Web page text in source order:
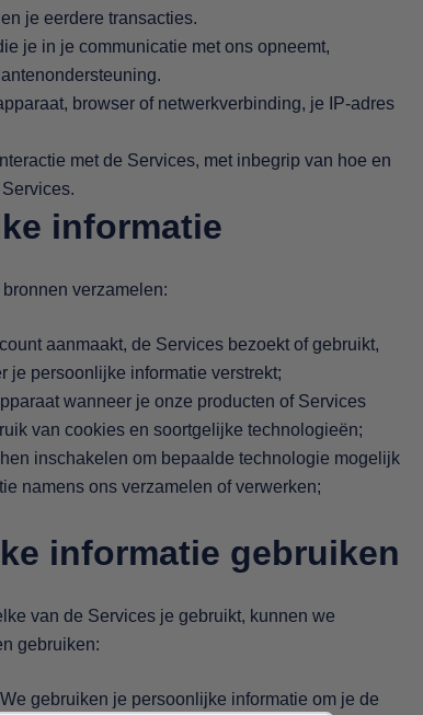
je eerdere transacties.
je in je communicatie met ons opneemt,
browser of netwerkverbinding, je IP-adres
met de Services, met inbegrip van hoe en
informatie
verzamelen:
aanmaakt, de Services bezoekt of gebruikt,
je persoonlijke informatie verstrekt;
wanneer je onze producten of Services
van cookies en soortgelijke technologieën;
inschakelen om bepaalde technologie mogelijk
namens ons verzamelen of verwerken;
informatie gebruiken
van de Services je gebruikt, kunnen we
gebruiken:
We gebruiken je persoonlijke informatie om je de